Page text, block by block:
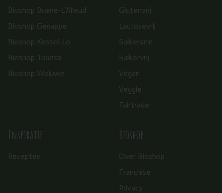
Bioshop Braine-L’Alleud
Bioshop Genappe
Bioshop Kessel-Lo
Bioshop Tournai
Bioshop Woluwe
Glutenvrij
Lactosevrij
Suikerarm
Suikervrij
Vegan
Veggie
Fairtrade
Inspiratie
Recepten
Bioshop
Over Bioshop
Franchise
Privacy